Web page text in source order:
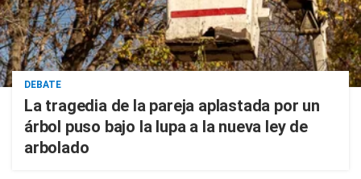
DEBATE
La tragedia de la pareja aplastada por un
árbol puso bajo la lupa a la nueva ley de
arbolado